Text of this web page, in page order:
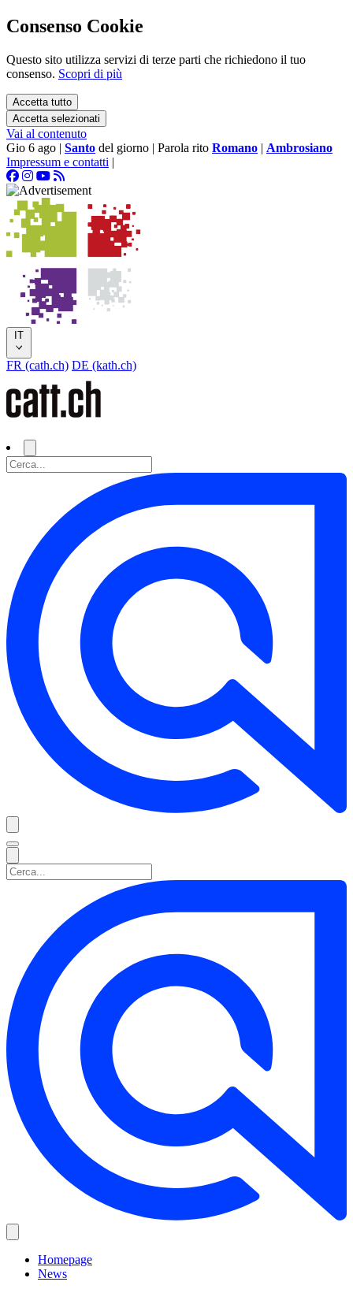
Consenso Cookie
Questo sito utilizza servizi di terze parti che richiedono il tuo
consenso. Scopri di più
Accetta tutto
Accetta selezionati
Vai al contenuto
Gio 6 ago | Santo del giorno | Parola rito Romano | Ambrosiano
Impressum e contatti |
IT
FR (cath.ch) DE (kath.ch)
Homepage
News